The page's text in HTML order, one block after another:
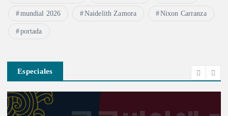
mundial 2026 Naidelith Zamora Nixon Carranza
portada
Especiales